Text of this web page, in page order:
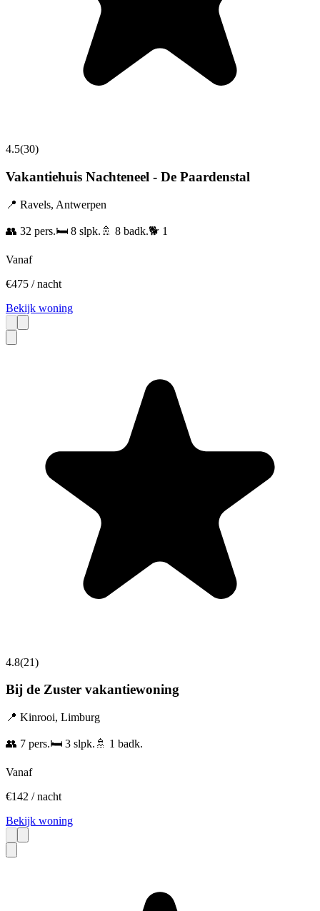
4.5(30)
Vakantiehuis Nachteneel - De Paardenstal
📍 Ravels, Antwerpen
👥 32 pers.🛏️ 8 slpk. 🚿 8 badk.🐕 1
Vanaf
€475 / nacht
Bekijk woning
4.8(21)
Bij de Zuster vakantiewoning
📍 Kinrooi, Limburg
👥 7 pers.🛏️ 3 slpk. 🚿 1 badk.
Vanaf
€142 / nacht
Bekijk woning